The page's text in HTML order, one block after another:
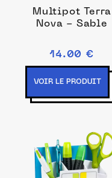
Multipot Terra
Nova - Sable
14.00 €
VOIR LE PRODUIT